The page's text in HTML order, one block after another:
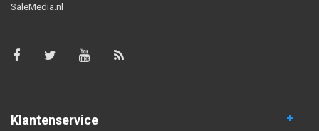
SaleMedia.nl
Klantenservice